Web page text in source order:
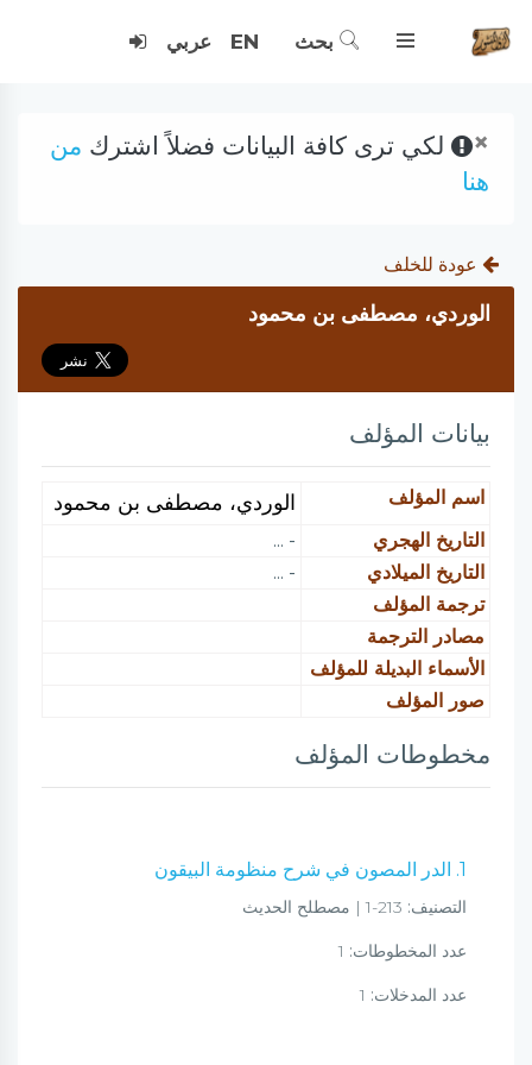
بحث EN عربي
× لكي ترى كافة البيانات فضلاً اشترك من
هنا
عودة للخلف
الوردي، مصطفى بن محمود
بيانات المؤلف
اسم المؤلف الوردي، مصطفى بن محمود
التاريخ الهجري
- ...
التاريخ الميلادي
- ...
ترجمة المؤلف
مصادر الترجمة
الأسماء البديلة للمؤلف
صور المؤلف
مخطوطات المؤلف
1. الدر المصون في شرح منظومة البيقون
التصنيف:
عدد المخطوطات:
عدد المدخلات: